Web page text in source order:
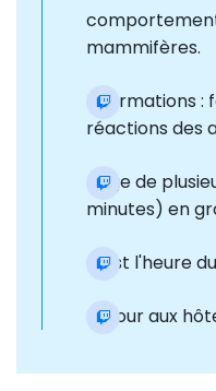
mammifères.
Informations :
réactions des
Nage de
minutes) en
C'est l'heure
Retour aux